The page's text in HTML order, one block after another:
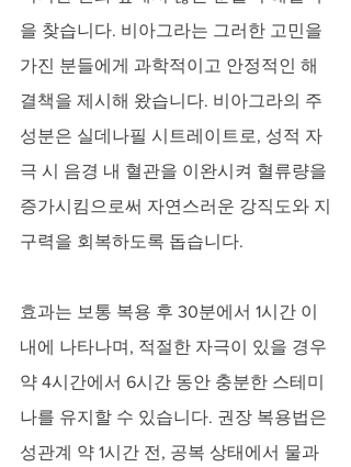
을 찾습니다. 비아그라는 그러한 고민을
가진 분들에게 과학적이고 안정적인 해
결책을 제시해 왔습니다. 비아그라의 주
성분은 실데나필 시트레이트로, 성적 자
극 시 음경 내 혈관을 이완시켜 혈류량을
증가시킴으로써 자연스러운 강직도와 지
구력을 회복하도록 돕습니다.
효과는 보통 복용 후 30분에서 1시간 이
내에 나타나며, 적절한 자극이 있을 경우
약 4시간에서 6시간 동안 충분한 스테미
나를 유지할 수 있습니다. 권장 복용법은
성관계 약 1시간 전, 공복 상태에서 물과